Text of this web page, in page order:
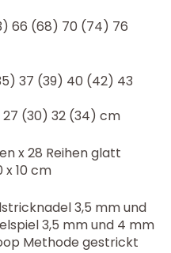
66 (68) 70 (74) 76
37 (39) 40 (42) 43
27 (30) 32 (34) cm
x 28 Reihen glatt
10 cm
3,5 mm und
3,5 mm und 4 mm
Methode gestrickt